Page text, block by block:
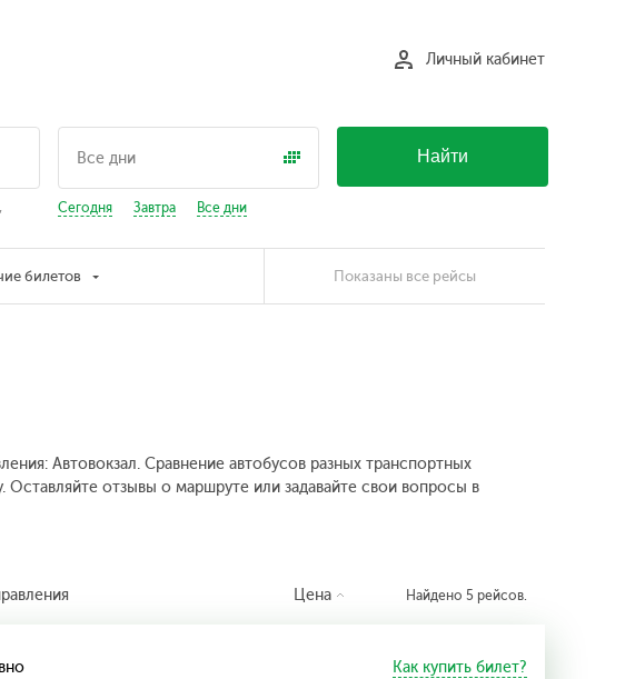
Личный кабинет
Сегодня Завтра Все дни
Найти
билетов Показаны все рейсы
Автовокзал. Сравнение автобусов разных транспортных
Оставляйте отзывы о маршруте или задавайте свои вопросы в
Цена Найдено 5 рейсов.
Как купить билет?